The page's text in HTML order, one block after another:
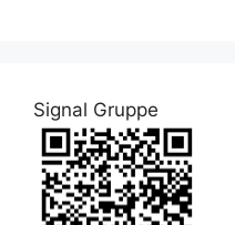
Signal Gruppe